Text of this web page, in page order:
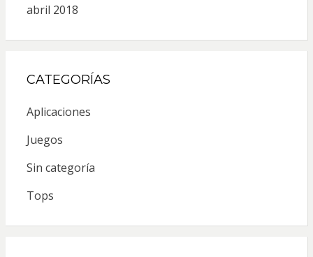
abril 2018
CATEGORÍAS
Aplicaciones
Juegos
Sin categoría
Tops